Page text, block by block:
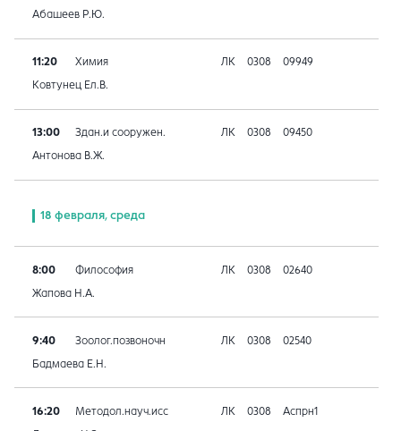
Абашеев Р.Ю.
11:20 Химия ЛК 0308 09949
Ковтунец Ел.В.
13:00 Здан.и сооружен. ЛК 0308 09450
Антонова В.Ж.
18 февраля, среда
8:00 Философия ЛК 0308 02640
Жапова Н.А.
9:40 Зоолог.позвоночн ЛК 0308 02540
Бадмаева Е.Н.
16:20 Методол.науч.исс ЛК 0308 Аспрн1